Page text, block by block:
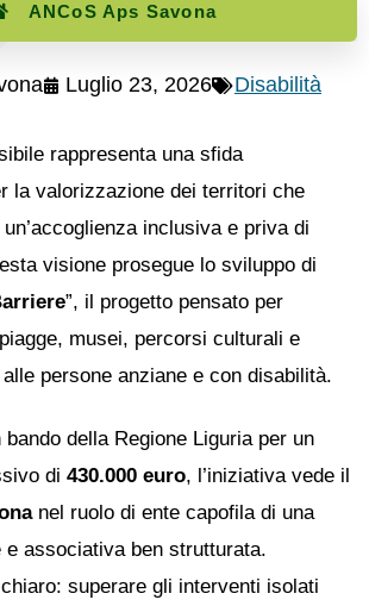
ANCoS Aps Savona
Luglio 23, 2026 Disabilità
rappresenta una sfida
la valorizzazione dei territori che
inclusiva e priva di
visione prosegue lo sviluppo di
”, il progetto pensato per
musei, percorsi culturali e
persone anziane e con disabilità.
bando della Regione Liguria per un
di 430.000 euro, l’iniziativa vede il
nel ruolo di ente capofila di una
e associativa ben strutturata.
chiaro: superare gli interventi isolati